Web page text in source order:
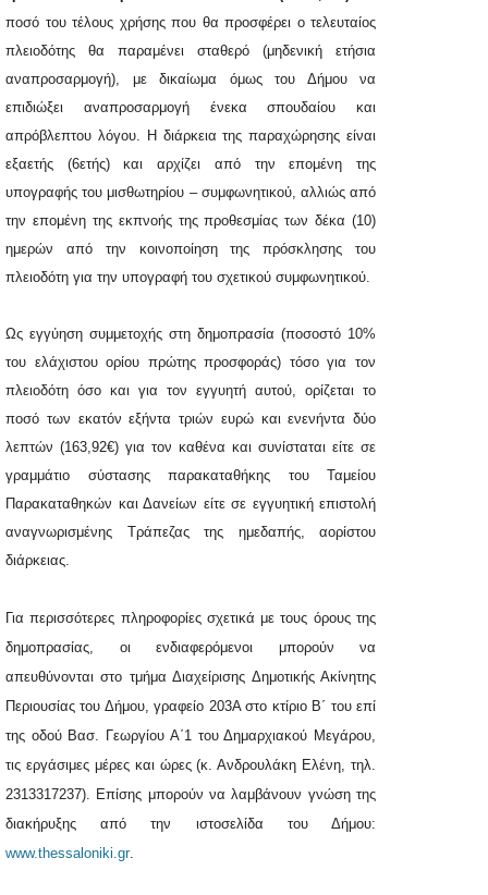
ποσό του τέλους χρήσης που θα προσφέρει ο τελευταίος
πλειοδότης θα παραμένει σταθερό (μηδενική ετήσια
αναπροσαρμογή), με δικαίωμα όμως του Δήμου να
επιδιώξει αναπροσαρμογή ένεκα σπουδαίου και
απρόβλεπτου λόγου. Η διάρκεια της παραχώρησης είναι
εξαετής (6ετής) και αρχίζει από την επομένη της
υπογραφής του μισθωτηρίου – συμφωνητικού, αλλιώς από
την επομένη της εκπνοής της προθεσμίας των δέκα (10)
ημερών από την κοινοποίηση της πρόσκλησης του
πλειοδότη για την υπογραφή του σχετικού συμφωνητικού.
Ως εγγύηση συμμετοχής στη δημοπρασία (ποσοστό 10%
του ελάχιστου ορίου πρώτης προσφοράς) τόσο για τον
πλειοδότη όσο και για τον εγγυητή αυτού, ορίζεται το
ποσό των εκατόν εξήντα τριών ευρώ και ενενήντα δύο
λεπτών (163,92€) για τον καθένα και συνίσταται είτε σε
γραμμάτιο σύστασης παρακαταθήκης του Ταμείου
Παρακαταθηκών και Δανείων είτε σε εγγυητική επιστολή
αναγνωρισμένης Τράπεζας της ημεδαπής, αορίστου
διάρκειας.
Για περισσότερες πληροφορίες σχετικά με τους όρους της
δημοπρασίας, οι ενδιαφερόμενοι μπορούν να
απευθύνονται στο τμήμα Διαχείρισης Δημοτικής Ακίνητης
Περιουσίας του Δήμου, γραφείο 203Α στο κτίριο Β΄ του επί
της οδού Βασ. Γεωργίου Α΄1 του Δημαρχιακού Μεγάρου,
τις εργάσιμες μέρες και ώρες (κ. Ανδρουλάκη Ελένη, τηλ.
2313317237). Επίσης μπορούν να λαμβάνουν γνώση της
διακήρυξης από την ιστοσελίδα του Δήμου:
www.thessaloniki.gr.